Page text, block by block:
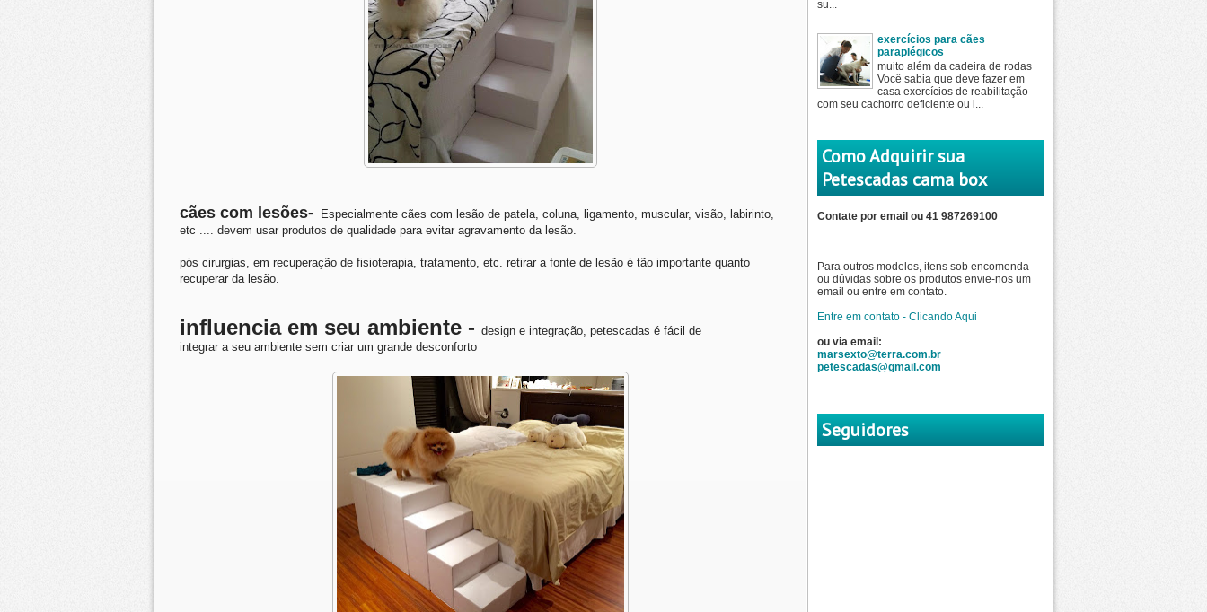
cães com lesões- Especialmente cães com lesão de patela, coluna, ligamento, muscular, visão, labirinto,
etc .... devem usar produtos de qualidade para evitar agravamento da lesão.
pós cirurgias, em recuperação de fisioterapia, tratamento, etc. retirar a fonte de lesão é tão importante quanto
recuperar da lesão.
influencia em seu ambiente - design e integração, petescadas é fácil de
integrar a seu ambiente sem criar um grande desconforto
su...
exercícios para cães
paraplégicos
muito além da cadeira de rodas
Você sabia que deve fazer em
casa exercícios de reabilitação
com seu cachorro deficiente ou i...
Como Adquirir sua
Petescadas cama box
Contate por email ou 41 987269100
Para outros modelos, itens sob encomenda
ou dúvidas sobre os produtos envie-nos um
email ou entre em contato.
Entre em contato - Clicando Aqui
ou via email:
marsexto@terra.com.br
petescadas@gmail.com
Seguidores